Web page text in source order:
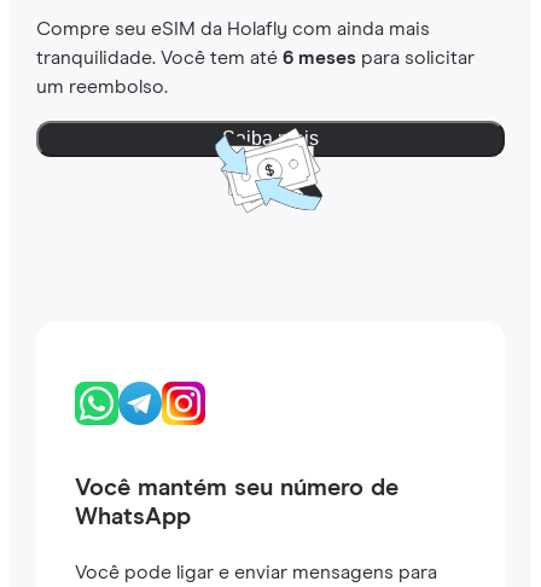
Compre seu eSIM da Holafly com ainda mais
tranquilidade. Você tem até 6 mesespara solicitar
um reembolso.
Saiba mais
Você mantém seu número de
WhatsApp
Você pode ligar e enviar mensagens para